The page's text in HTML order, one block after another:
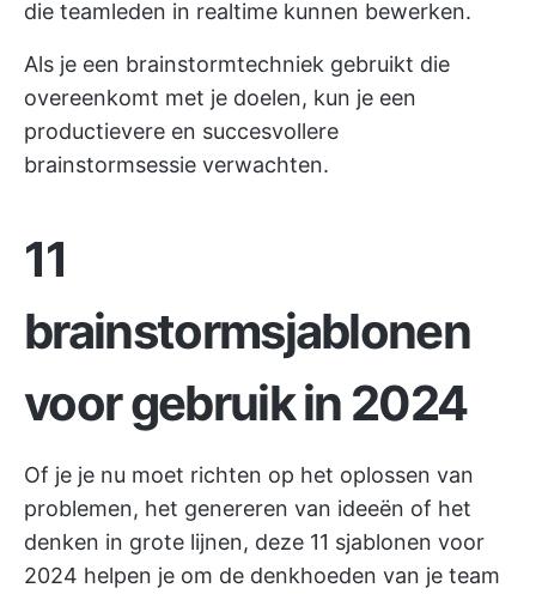
die teamleden in realtime kunnen bewerken.
Als je een brainstormtechniek gebruikt die
overeenkomt met je doelen, kun je een
productievere en succesvollere
brainstormsessie verwachten.
11
brainstormsjablonen
voor gebruik in 2024
Of je je nu moet richten op het oplossen van
problemen, het genereren van ideeën of het
denken in grote lijnen, deze 11 sjablonen voor
2024 helpen je om de denkhoeden van je team